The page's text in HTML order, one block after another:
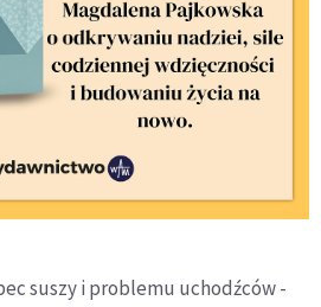
suszy i problemu uchodźców -